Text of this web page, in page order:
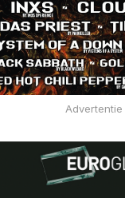
Advertentie